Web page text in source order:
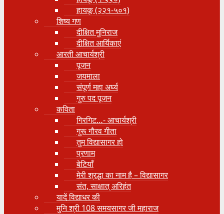
हायकू (२२१-५०१)
शिष्य गण
दीक्षित मुनिराज
दीक्षित आर्यिकाएं
आरती आचार्यश्री
पूजन
जयमाला
संपूर्ण महा अर्घ्य
गुरु पद पूजन
कविता
गिरगिट…- आचार्यश्री
गुरू गौरव गीता
तुम विद्यासागर हो
प्रणाम
बेटियाँ
मेरी श्रद्धा का नाम है – विद्यासागर
संत, साक्षात् अरिहंत
यादें विद्याधर की
मुनि श्री 108 समयसागर जी महाराज